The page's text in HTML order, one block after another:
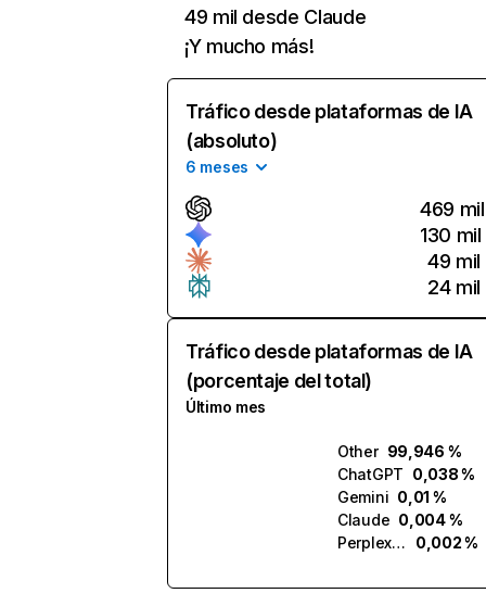
49 mil desde Claude
¡Y mucho más!
Tráfico desde plataformas de IA
(absoluto)
6 meses
469 mil
130 mil
49 mil
24 mil
Tráfico desde plataformas de IA
(porcentaje del total)
Último mes
Other 99,946 %
ChatGPT 0,038 %
Gemini 0,01 %
Claude 0,004 %
Perplexity
0,002 %